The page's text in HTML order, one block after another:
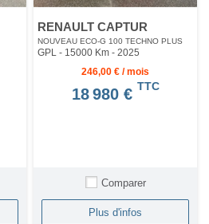
RENAULT CAPTUR
NOUVEAU ECO-G 100 TECHNO PLUS
GPL - 15000 Km- 2025
246,00 € / mois
18 980 € TTC
Comparer
Plus d'infos